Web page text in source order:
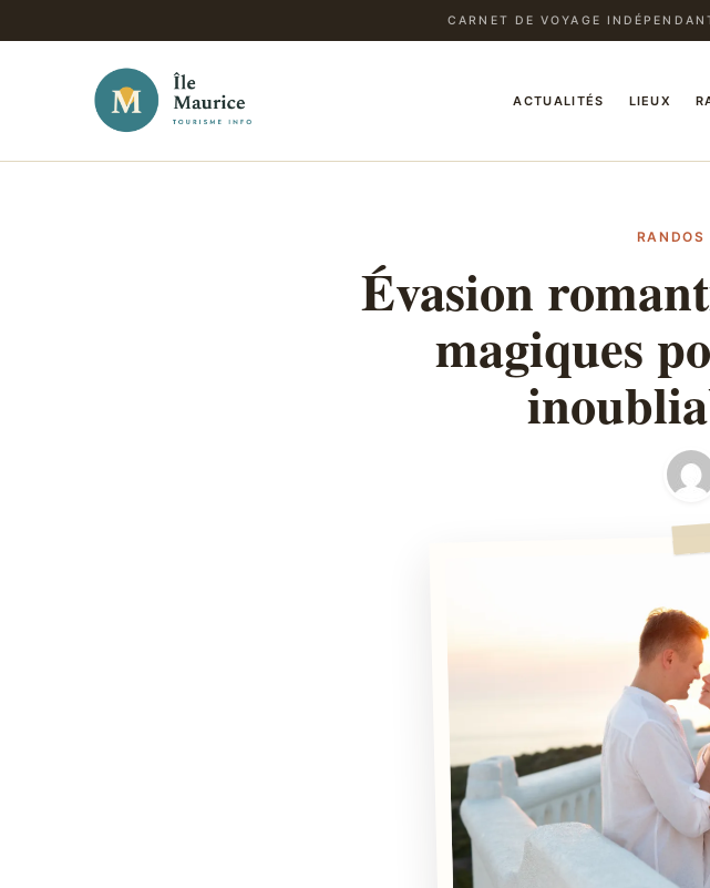
CARNET DE VOYAGE
ACTUALITÉS LIEUX
RANDOS
Évasion
magiques